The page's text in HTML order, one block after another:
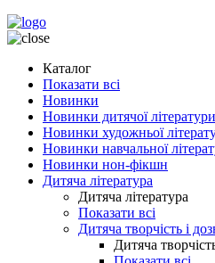
Каталог
Показати всі
Новинки
Новинки дитячої літератури
Новинки художньої
Новинки навчальної
Новинки нон-фікшн
Дитяча література
Дитяча література
Показати всі
Дитяча творчість і
Дитяча